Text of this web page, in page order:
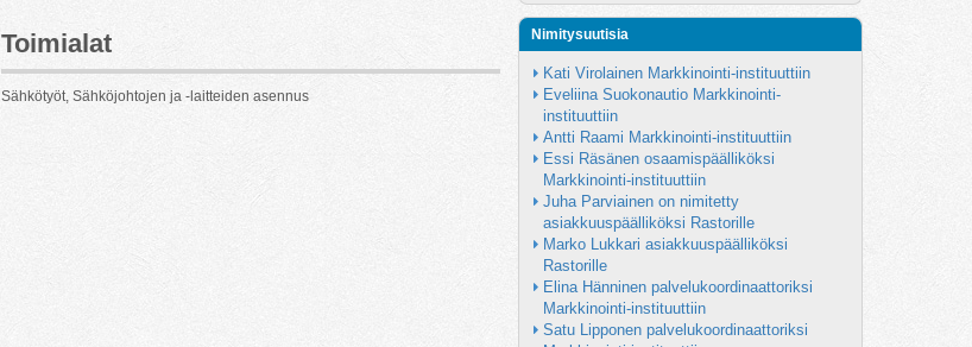
Toimialat
Sähkötyöt, Sähköjohtojen ja -laitteiden asennus
Nimitysuutisia
Kati Virolainen Markkinointi-instituuttiin
Eveliina Suokonautio Markkinointi-
instituuttiin
Antti Raami Markkinointi-instituuttiin
Essi Räsänen osaamispäälliköksi
Markkinointi-instituuttiin
Juha Parviainen on nimitetty
asiakkuuspäälliköksi Rastorille
Marko Lukkari asiakkuuspäälliköksi
Rastorille
Elina Hänninen palvelukoordinaattoriksi
Markkinointi-instituuttiin
Satu Lipponen palvelukoordinaattoriksi